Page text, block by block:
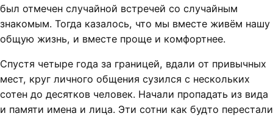
был отмечен случайной встречей со случайным
знакомым. Тогда казалось, что мы вместе живём нашу
общую жизнь, и вместе проще и комфортнее.
Спустя четыре года за границей, вдали от привычных
мест, круг личного общения сузился с нескольких
сотен до десятков человек. Начали пропадать из вида
и памяти имена и лица. Эти сотни как будто перестали